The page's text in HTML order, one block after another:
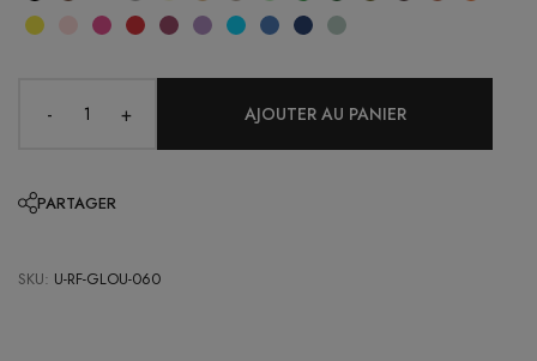
- +
PARTAGER
SKU: U-RF-GLOU-060